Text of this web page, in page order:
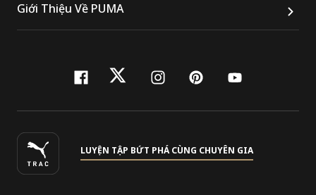
Giới Thiệu Về PUMA
facebook
twitterinstagram
pinterest
youtube
LUYỆN TẬP BỨT PHÁ CÙNG CHUYÊN GIA